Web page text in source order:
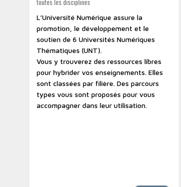
toutes les disciplines
L’Université Numérique assure la
promotion, le développement et le
soutien de 6 Universités Numériques
Thématiques (UNT).
Vous y trouverez des ressources libres
pour hybrider vos enseignements. Elles
sont classées par filière. Des parcours
types vous sont proposés pour vous
accompagner dans leur utilisation.